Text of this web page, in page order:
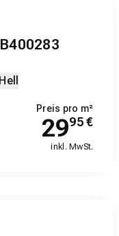
Hell
Preis pro m²
2995€
inkl. MwSt.